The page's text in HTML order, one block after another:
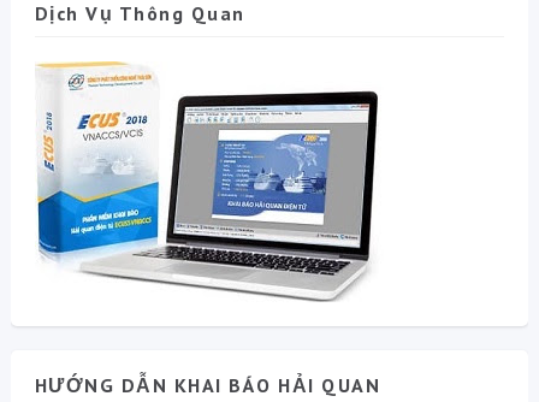
Dịch Vụ Thông Quan
HƯỚNG DẪN KHAI BÁO HẢI QUAN